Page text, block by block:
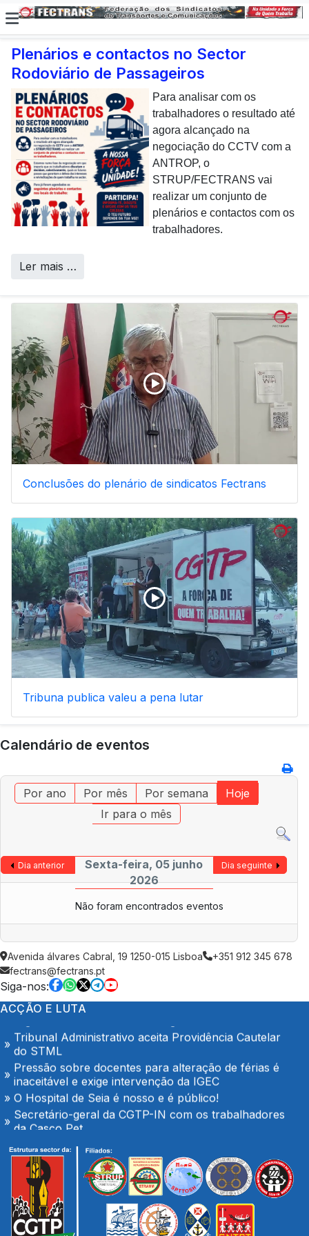
Plenários e contactos no Sector
Rodoviário de Passageiros
Para analisar com os
trabalhadores o resultado até
agora alcançado na
negociação do CCTV com a
ANTROP, o
STRUP/FECTRANS vai
realizar um conjunto de
plenários e contactos com os
trabalhadores.
Ler mais …
E não posso […] deixar de
dar uma nota de
agradecimento aos
colaboradores da CP que,
todos os dias, enfrentam com
sucesso os desafios
operacionais de manutenção
inerentes a uma frota tão
envelhecida.
Call Centers
Conclusões do plenário de sindicatos Fectrans
Tribuna publica valeu a pena lutar
Calendário de eventos
Por ano Por mês Por semana
Hoje
Ir para o mês
Dia anterior
Sexta-feira, 05 junho
2026
Dia seguinte
Não foram encontrados eventos
Avenida álvares Cabral, 19 1250-015 Lisboa
+351 912 345 678
fectrans@fectrans.pt
Siga-nos:
ACÇÃO E LUTA
Trabalhadores da Super Bock conquistam aumento
salarial
Enfermeiros do Montepio Rainha Dona Leonor
(Caldas da Rainha), em Greve
Algarve em luta no dia 7 de Agosto
Tribunal Administrativo aceita Providência Cautelar
do STML
Pressão sobre docentes para alteração de férias é
inaceitável e exige intervenção da IGEC
O Hospital de Seia é nosso e é público!
Secretário-geral da CGTP-IN com os trabalhadores
da Casco Pet
Trabalho Vertical no sector de mercadorias
FENPROF considera inaceitável o modelo de
pagamento imposto aos professores classificadores
Plenário com os trabalhadores das oficinas da
TRANSDEV em Palmeiro
Trabalhadores da Super Bock conquistam aumento